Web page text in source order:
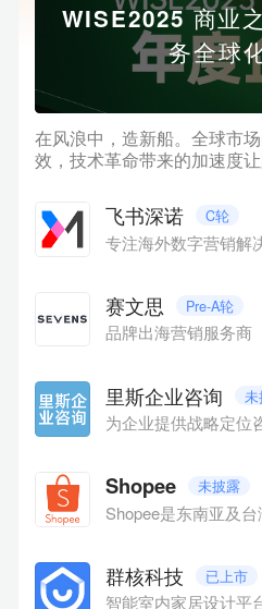
WISE2025 商业
务全球
在风浪中，造新船。全球市
效，技术革命带来的加速度
升，但新的秩序也在悄然生
浪有多大时，真正的航海者
此背景下，36氪正式发布「
经济、跨境服务、生态赋能
方面表现卓越的代表性企业
飞书深诺 C轮
专注海外数字营销解
赛文思 Pre-A轮
品牌出海营销服务商
里斯企业咨询
为企业提供战略定位
Shopee 未披露
Shopee是东南亚及
群核科技 已上市
智能室内家居设计平